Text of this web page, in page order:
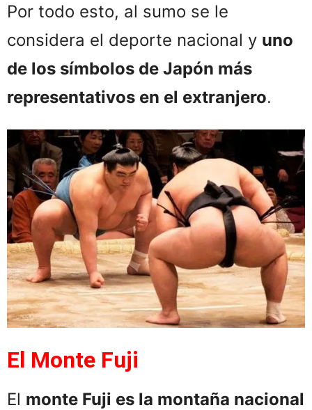
Por todo esto, al sumo se le
considera el deporte nacional y uno
de los símbolos de Japón más
representativos en el extranjero.
El Monte Fuji
El monte Fuji es la montaña nacional